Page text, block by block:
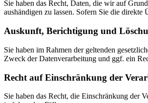
Sie haben das Recht, Daten, die wir auf
aushändigen zu lassen. Sofern Sie die
Auskunft, Berichtigung und
Sie haben im Rahmen der geltenden
Zweck der Datenverarbeitung und ggf. ein
Recht auf Einschränkung der
Sie haben das Recht, die Einschränkung der